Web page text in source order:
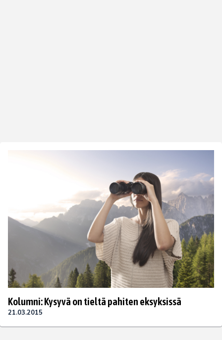
Kolumni: Kysyvä on tieltä pahiten eksyksissä
21.03.2015